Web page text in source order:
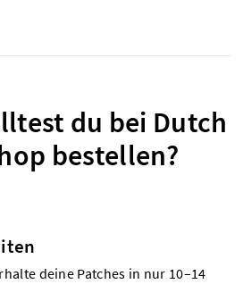
du bei Dutch
bestellen?
deine Patches in nur 10–14